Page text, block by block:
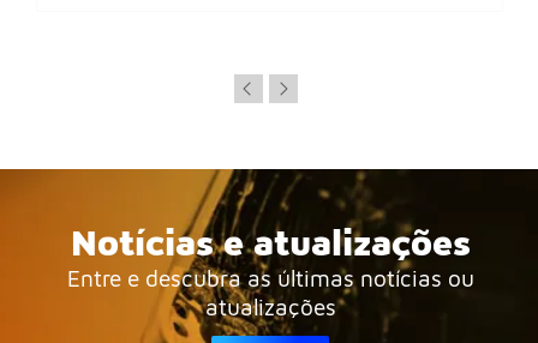
Notícias e atualizações
Entre e descubra as últimas notícias ou
atualizações